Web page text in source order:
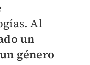
Al
un
género